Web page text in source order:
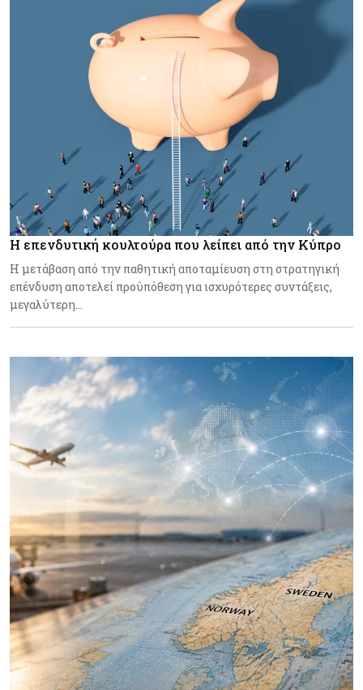
Η επενδυτική κουλτούρα που λείπει από την Κύπρο
Η μετάβαση από την παθητική αποταμίευση στη στρατηγική
επένδυση αποτελεί προϋπόθεση για ισχυρότερες συντάξεις,
μεγαλύτερη…